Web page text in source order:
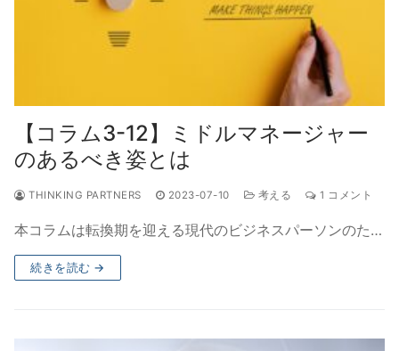
【コラム3-12】ミドルマネージャー
のあるべき姿とは
THINKING PARTNERS 2023-07-10 考える 1 コメント
本コラムは転換期を迎える現代のビジネスパーソンのた…
続きを読む →